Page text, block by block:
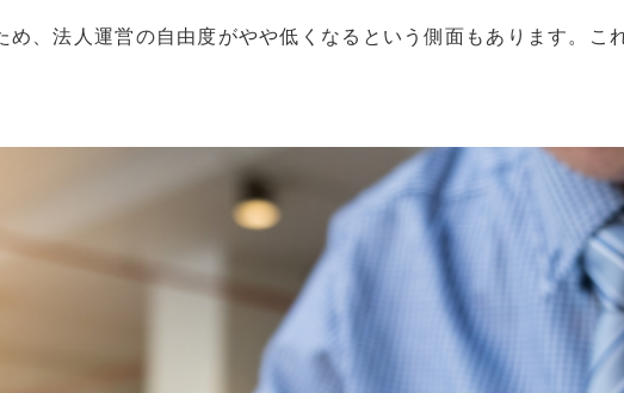
、法人運営の自由度がやや低くなるという側面もあります。こ